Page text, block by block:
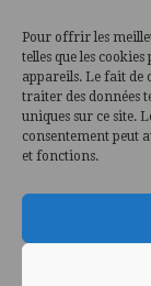
Pour offrir les
telles que les
appareils. Le fait de
traiter des données
uniques sur ce site.
consentement peut
et fonctions.